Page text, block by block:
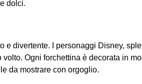
dolci.
e divertente. I personaggi Disney,
Ogni forchettina è decorata in
da mostrare con orgoglio.